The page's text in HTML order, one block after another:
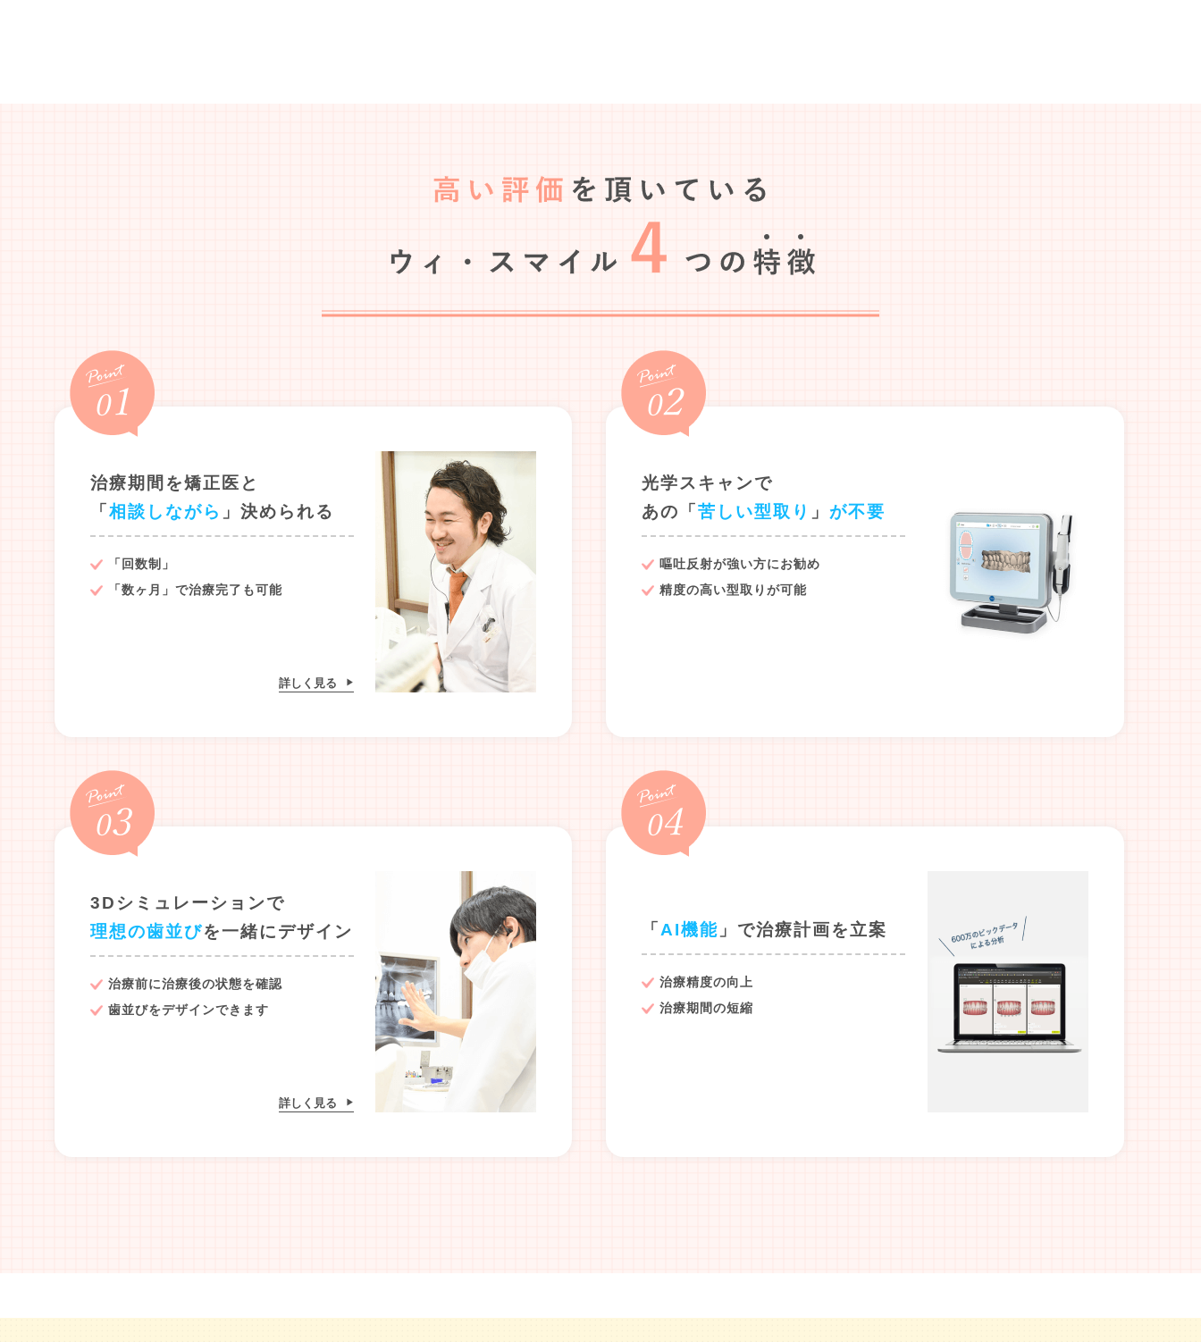
治療期間を矯正医と
「 相談しながら 」決められる
「回数制」
「数ヶ月」で治療完了も可能
詳しく見る
光学スキャンで
あの「苦しい型取り 」が不要
嘔吐反射が強い方にお勧め
精度の高い型取りが可能
3Dシミュレーションで
理想の歯並びを一緒にデザイン
治療前に治療後の状態を確認
歯並びをデザインできます
詳しく見る
「 AI機能 」で治療計画を立案
治療精度の向上
治療期間の短縮